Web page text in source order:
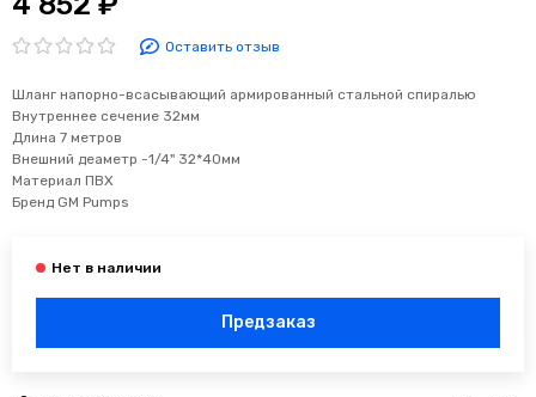
Оставить отзыв
Шланг напорно-всасывающий армированный стальной спиралью
Внутреннее сечение 32мм
Длина 7 метров
Внешний деаметр -1/4" 32*40мм
Материал ПВХ
Бренд GM Pumps
Предзаказ